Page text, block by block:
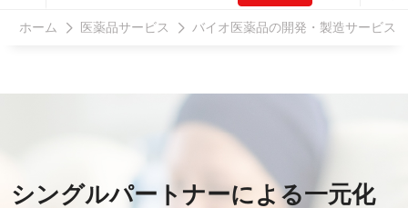
ホーム 医薬品サービス バイオ医薬品の開発・製造サービス
シングルパートナーによる一元化